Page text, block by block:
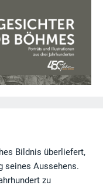
Bildnis überliefert,
seines Aussehens.
zu